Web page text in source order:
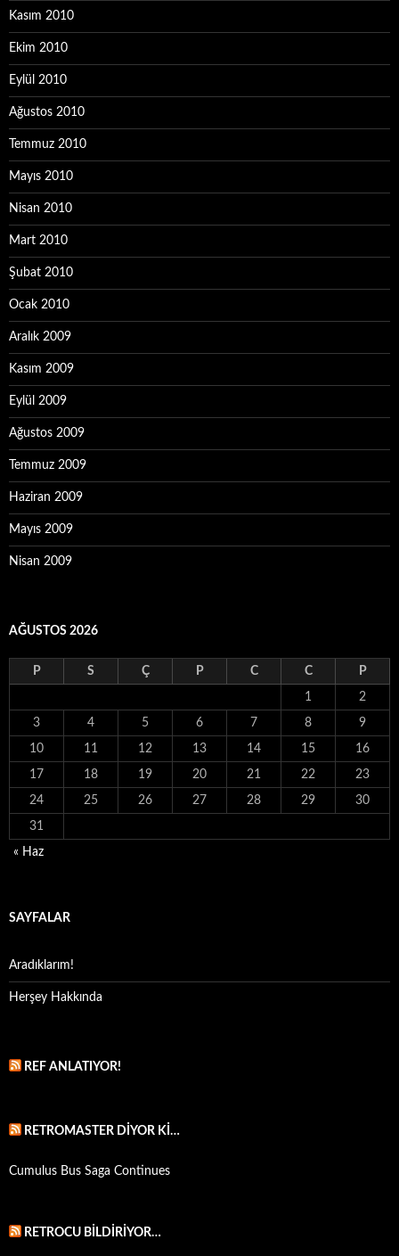
Kasım 2010
Ekim 2010
Eylül 2010
Ağustos 2010
Temmuz 2010
Mayıs 2010
Nisan 2010
Mart 2010
Şubat 2010
Ocak 2010
Aralık 2009
Kasım 2009
Eylül 2009
Ağustos 2009
Temmuz 2009
Haziran 2009
Mayıs 2009
Nisan 2009
AĞUSTOS 2026
P S Ç P C C P
1 2
3 4 5 6 7 8 9
10 11 12 13 14 15 16
17 18 19 20 21 22 23
24 25 26 27 28 29 30
31
« Haz
SAYFALAR
Aradıklarım!
Herşey Hakkında
REF ANLATIYOR!
RETROMASTER DIYOR KI…
Cumulus Bus Saga Continues
RETROCU BILDIRIYOR…